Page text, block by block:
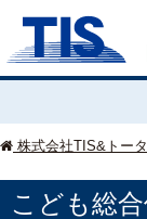
株式会社TIS&トー
こども総